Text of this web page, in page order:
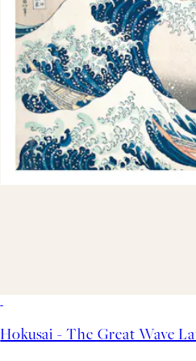
Hokusai - The Great Wave